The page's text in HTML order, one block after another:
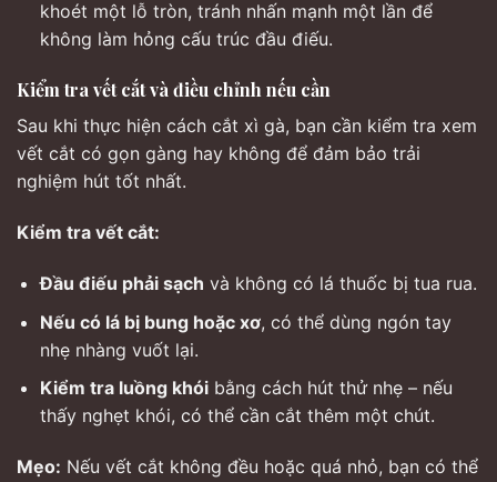
khoét một lỗ tròn, tránh nhấn mạnh một lần để
không làm hỏng cấu trúc đầu điếu.
Kiểm tra vết cắt và điều chỉnh nếu cần
Sau khi thực hiện cách cắt xì gà, bạn cần kiểm tra xem
vết cắt có gọn gàng hay không để đảm bảo trải
nghiệm hút tốt nhất.
Kiểm tra vết cắt:
Đầu điếu phải sạch và không có lá thuốc bị tua rua.
Nếu có lá bị bung hoặc xơ, có thể dùng ngón tay
nhẹ nhàng vuốt lại.
Kiểm tra luồng khóibằng cách hút thử nhẹ – nếu
thấy nghẹt khói, có thể cần cắt thêm một chút.
Mẹo: Nếu vết cắt không đều hoặc quá nhỏ, bạn có thể